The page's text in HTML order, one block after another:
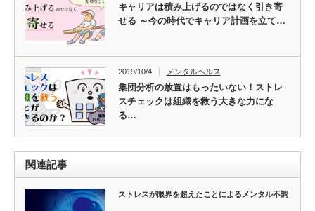
キャリアは積み上げるのではなく引き寄
せる ～今の時代でキャリア計画を立て…
2019/10/4 メンタルヘルス
集団分析の放置はもったいない！ストレ
スチェックは組織を救う大きな力にな
る…
関連記事
ストレスが限界を超えたことによるメンタル不調